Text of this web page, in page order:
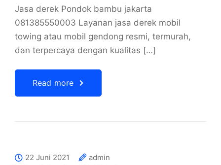
Jasa derek Pondok bambu jakarta
081385550003 Layanan jasa derek mobil
towing atau mobil gendong resmi, termurah,
dan terpercaya dengan kualitas […]
Read more
22 Juni 2021
admin